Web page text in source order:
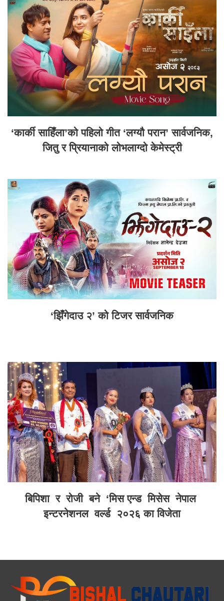
‘कार्की साहिँला’को पहिलो गीत ‘लग्यौ परान’ सार्वजनिक,
जितु र प्रियानाको लोभलाग्दो केमेस्ट्री
‘झिँगेदाउ २’ को टिजर सार्वजनिक
बिपिशा र रोजी बने ‘मिस एन्ड मिसेस नेपाल
इन्टरनेशनल वर्ल्ड २०२६ का विजेता